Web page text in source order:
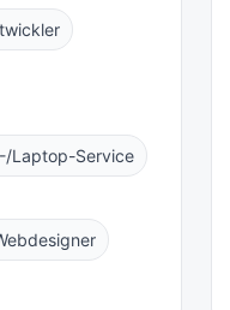
Laptop-Service